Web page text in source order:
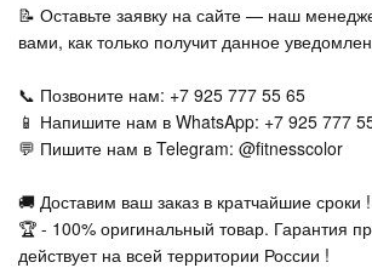
📝 Оставьте заявку на сайте — наш
вами, как только получит данное
📞 Позвоните нам: +7 925 777 55 65
📱 Напишите нам в WhatsApp: +7 925 777
💬 Пишите нам в Telegram: @fitnesscolor
🚚 Доставим ваш заказ в кратчайшие сроки !
🏆 - 100% оригинальный товар. Гарантия
действует на всей территории России !